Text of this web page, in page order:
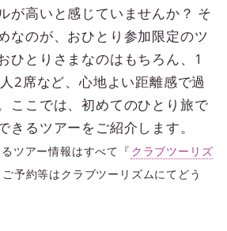
が高いと感じていませんか？ そ
なのが、おひとり参加限定のツ
ひとりさまなのはもちろん、1
2席など、心地よい距離感で過
ここでは、初めてのひとり旅で
きるツアーをご紹介します。
ツアー情報はすべて『 クラブツーリズ
予約等はクラブツーリズムにてどう